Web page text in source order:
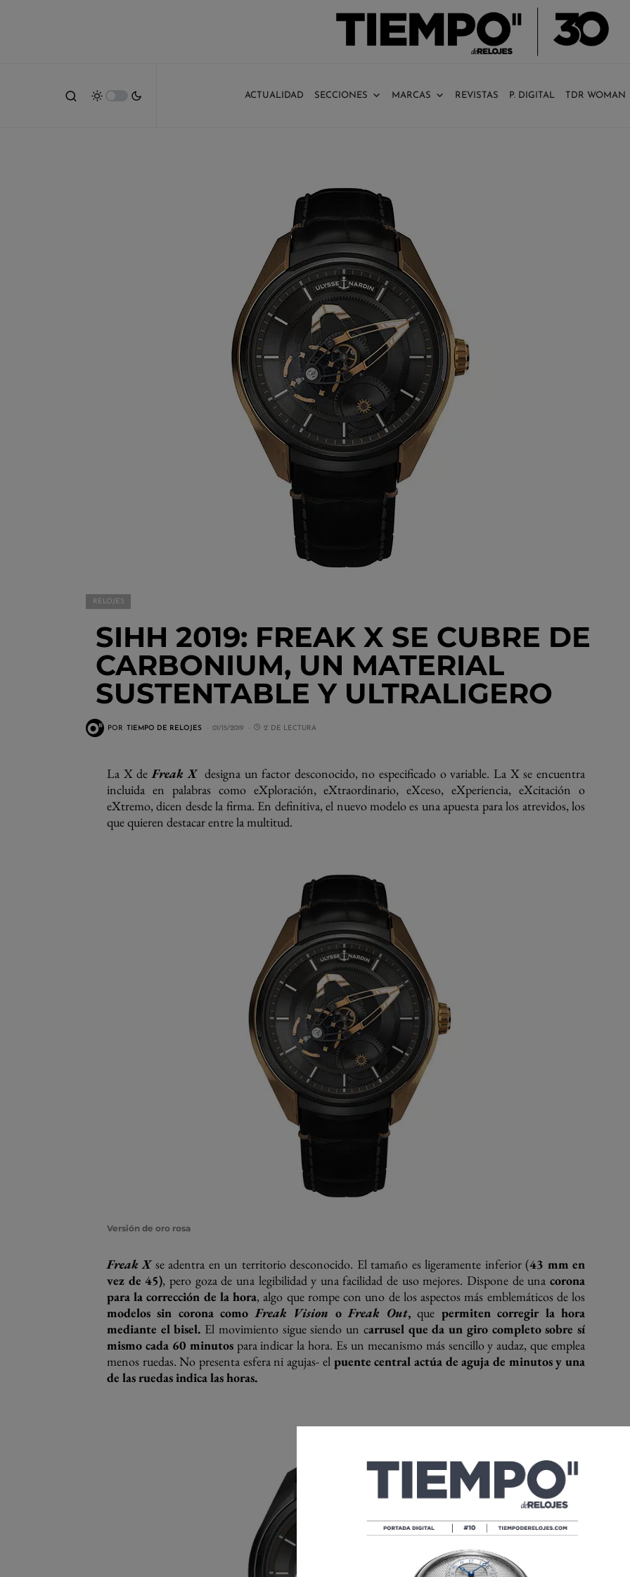
ACTUALIDAD SECCIONES MARCAS REVISTAS P. DIGITAL TDR WOMAN
RELOJES
SIHH 2019: FREAK X SE CUBRE DE
CARBONIUM, UN MATERIAL
SUSTENTABLE Y ULTRALIGERO
POR TIEMPO DE RELOJES 01/15/2019 2' DE LECTURA
La X deFreak X designa un factor desconocido, no especificado o variable. La X se encuentra
incluida en palabras como eXploración, eXtraordinario, eXceso, eXperiencia, eXcitación o
eXtremo, dicen desde la firma. En definitiva, el nuevo modelo es una apuesta para los atrevidos, los
que quieren destacar entre la multitud.
Versión de oro rosa
Freak Xse adentra en un territorio desconocido. El tamaño es ligeramente inferior (43 mm en
vez de 45), pero goza de una legibilidad y una facilidad de uso mejores. Dispone de unacorona
para la corrección de la hora, algo que rompe con uno de los aspectos más emblemáticos de los
modelos sin corona comoFreak Vision oFreak Out,que permiten corregir la hora
mediante el bisel. El movimiento sigue siendo un carrusel que da un giro completo sobre sí
mismo cada 60 minutospara indicar la hora. Es un mecanismo más sencillo y audaz, que emplea
menos ruedas. No presenta esfera ni agujas- el puente central actúa de aguja de minutos y una
de las ruedas indica las horas.